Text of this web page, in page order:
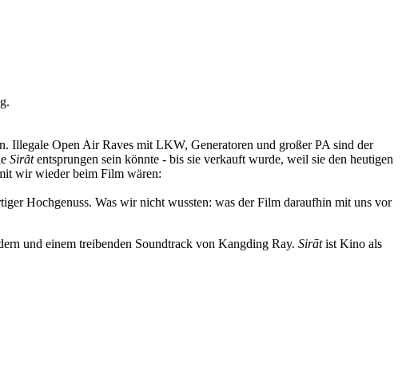
Illegale Open Air Raves mit LKW, Generatoren und großer PA sind der
Sirãtentsprungen sein könnte - bis sie verkauft wurde, weil sie den heutigen
wir wieder beim Film wären:
Hochgenuss. Was wir nicht wussten: was der Film daraufhin mit uns vor
und einem treibenden Soundtrack von Kangding Ray. Sirātist Kino als